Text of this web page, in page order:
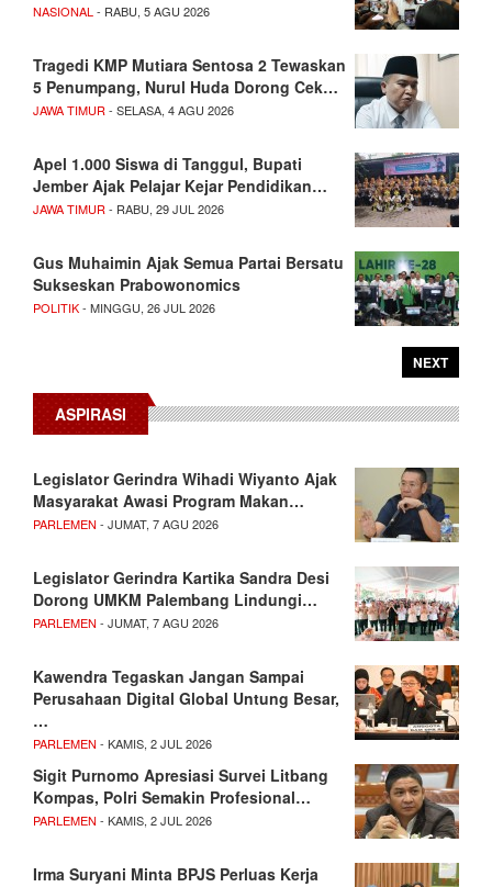
NASIONAL - RABU, 5 AGU 2026
Tragedi KMP Mutiara Sentosa 2 Tewaskan
5 Penumpang, Nurul Huda Dorong Cek…
JAWA TIMUR - SELASA, 4 AGU 2026
Apel 1.000 Siswa di Tanggul, Bupati
Jember Ajak Pelajar Kejar Pendidikan…
JAWA TIMUR - RABU, 29 JUL 2026
Gus Muhaimin Ajak Semua Partai Bersatu
Sukseskan Prabowonomics
POLITIK- MINGGU, 26 JUL 2026
NEXT
ASPIRASI
Legislator Gerindra Wihadi Wiyanto Ajak
Masyarakat Awasi Program Makan…
PARLEMEN - JUMAT, 7 AGU 2026
Legislator Gerindra Kartika Sandra Desi
Dorong UMKM Palembang Lindungi…
PARLEMEN - JUMAT, 7 AGU 2026
Kawendra Tegaskan Jangan Sampai
Perusahaan Digital Global Untung Besar,
…
PARLEMEN - KAMIS, 2 JUL 2026
Sigit Purnomo Apresiasi Survei Litbang
Kompas, Polri Semakin Profesional…
PARLEMEN - KAMIS, 2 JUL 2026
Irma Suryani Minta BPJS Perluas Kerja